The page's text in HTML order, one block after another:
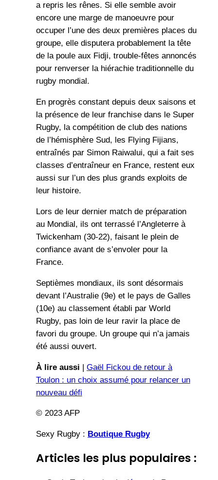
a repris les rênes. Si elle semble avoir
encore une marge de manoeuvre pour
occuper l’une des deux premières places du
groupe, elle disputera probablement la tête
de la poule aux Fidji, trouble-fêtes annoncés
pour renverser la hiérachie traditionnelle du
rugby mondial.
En progrès constant depuis deux saisons et
la présence de leur franchise dans le Super
Rugby, la compétition de club des nations
de l’hémisphère Sud, les Flying Fijians,
entraînés par Simon Raiwalui, qui a fait ses
classes d’entraîneur en France, restent eux
aussi sur l’un des plus grands exploits de
leur histoire.
Lors de leur dernier match de préparation
au Mondial, ils ont terrassé l’Angleterre à
Twickenham (30-22), faisant le plein de
confiance avant de s’envoler pour la
France.
Septièmes mondiaux, ils sont désormais
devant l’Australie (9e) et le pays de Galles
(10e) au classement établi par World
Rugby, pas loin de leur ravir la place de
favori du groupe. Un groupe qui n’a jamais
été aussi ouvert.
À lire aussi | Gaël Fickou de retour à
Toulon : un choix assumé pour relancer un
nouveau défi
© 2023 AFP
Sexy Rugby : Boutique Rugby
Articles les plus populaires :